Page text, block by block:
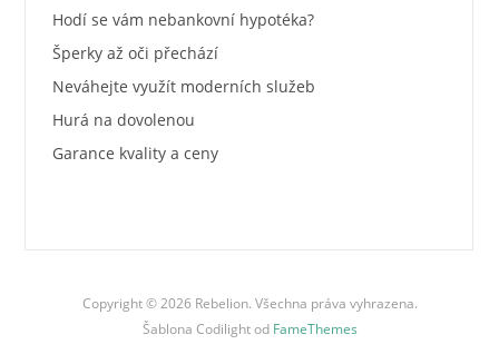
Hodí se vám nebankovní hypotéka?
Šperky až oči přechází
Neváhejte využít moderních služeb
Hurá na dovolenou
Garance kvality a ceny
Copyright © 2026 Rebelion. Všechna práva vyhrazena.
Šablona Codilight od FameThemes